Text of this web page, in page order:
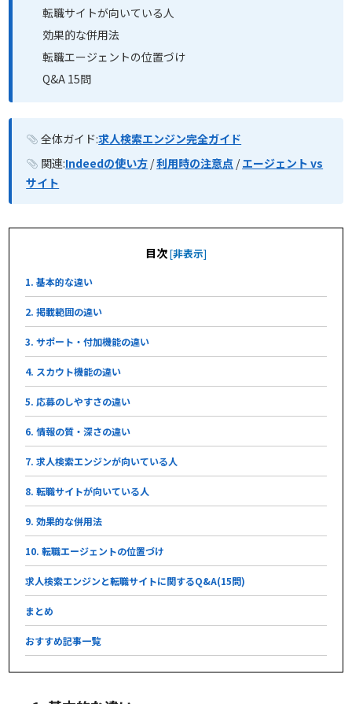
転職サイトが向いている人
効果的な併用法
転職エージェントの位置づけ
Q&A 15問
全体ガイド:求人検索エンジン完全ガイド
関連:Indeedの使い方 /利用時の注意点 /エージェント vs
サイト
目次[非表示]
1. 基本的な違い
2. 掲載範囲の違い
3. サポート・付加機能の違い
4. スカウト機能の違い
5. 応募のしやすさの違い
6. 情報の質・深さの違い
7. 求人検索エンジンが向いている人
8. 転職サイトが向いている人
9. 効果的な併用法
10. 転職エージェントの位置づけ
求人検索エンジンと転職サイトに関するQ&A(15問)
まとめ
おすすめ記事一覧